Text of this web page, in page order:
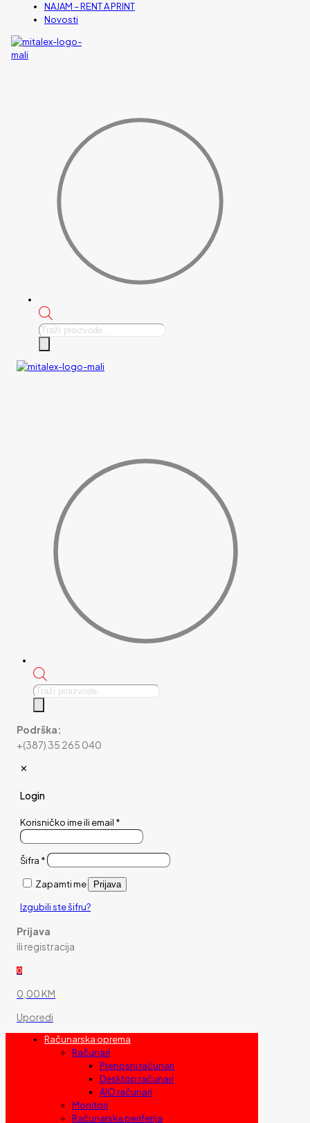
NAJAM – RENT A PRINT
Novosti
Products
Products
Podrška:
+(387) 35 265 040
✕
Login
Korisničko ime ili email *
Šifra *
Zapamti me Prijava
Izgubili ste šifru?
Prijava
ili registracija
0
0,00 KM
Uporedi
Računarska oprema
Računari
Prenosni računari
Desktop računari
AIO računari
Monitori
Računarska periferija